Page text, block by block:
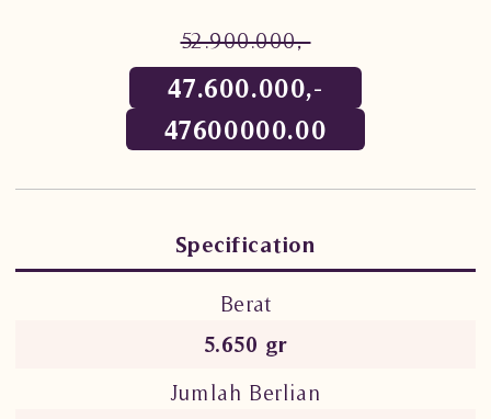
52.900.000,-
47.600.000,-
47600000.00
Specification
Berat
5.650 gr
Jumlah Berlian